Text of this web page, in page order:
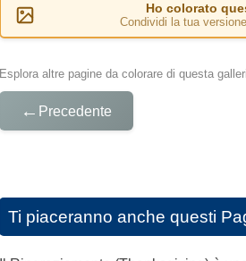
Ho colorato
Condividi la tua
Esplora altre pagine da colorare di questa
← Precedente
Ti piaceranno anche questi